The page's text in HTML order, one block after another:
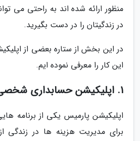
منظور ارائه شده اند به راحتی می
در زندگیتان را در دست بگیرید.
در این بخش از ستاره بعضی از
این کار را معرفی نموده ایم.
1. اپلیکیشن حسابداری شخصی پارمیس
اپلیکیشن پارمیس یکی از برنامه
برای مدیریت هزینه ها در زندگی